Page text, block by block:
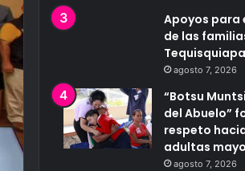
Apoyos para
de las
agosto 7, 2026
“Botsu
del Abuelo”
respeto
adultas
agosto 7, 2026